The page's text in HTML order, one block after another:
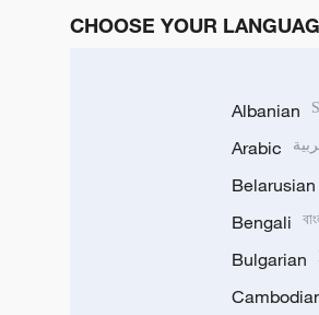
CHOOSE YOUR
Albanian
Arabic
Belarusian
Bengali
Bulgarian